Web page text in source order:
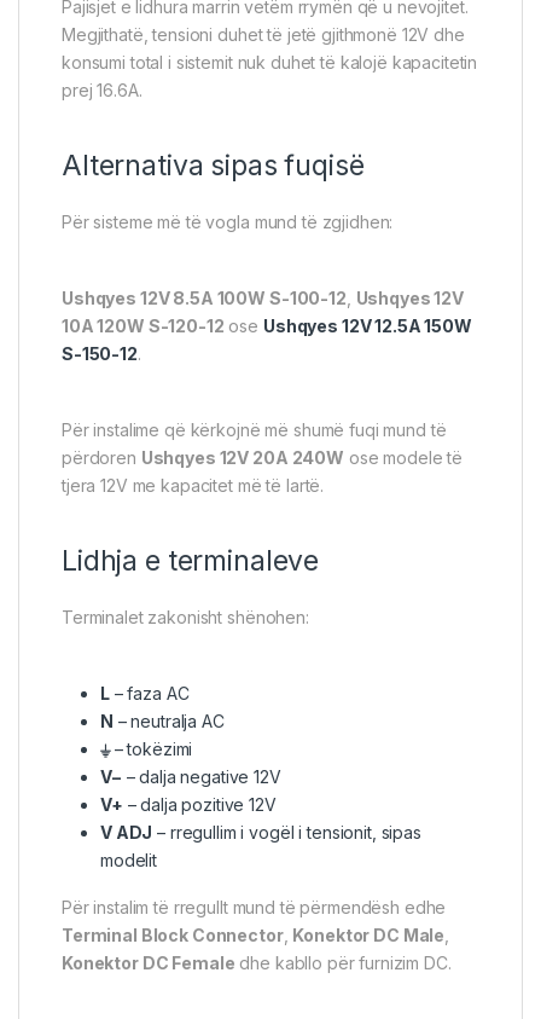
Pajisjet e lidhura marrin vetëm rrymën që u nevojitet.
Megjithatë, tensioni duhet të jetë gjithmonë 12V dhe
konsumi total i sistemit nuk duhet të kalojë kapacitetin
prej 16.6A.
Alternativa sipas fuqisë
Për sisteme më të vogla mund të zgjidhen:
Ushqyes 12V 8.5A 100W S-100-12 Ushqyes 12V
10A 120W S-120-12 ose Ushqyes 12V 12.5A 150W
S-150-12.
Për instalime që kërkojnë më shumë fuqi mund të
përdoren Ushqyes 12V 20A 240W ose modele të
tjera 12V me kapacitet më të lartë.
Lidhja e terminaleve
Terminalet zakonisht shënohen:
L– faza AC
N – neutralja AC
⏚– tokëzimi
V− – dalja negative 12V
V+ – dalja pozitive 12V
V ADJ – rregullim i vogël i tensionit, sipas
modelit
Për instalim të rregullt mund të përmendësh edhe
Terminal Block Connector, Konektor DC Male
Konektor DC Female dhe kabllo për furnizim DC.